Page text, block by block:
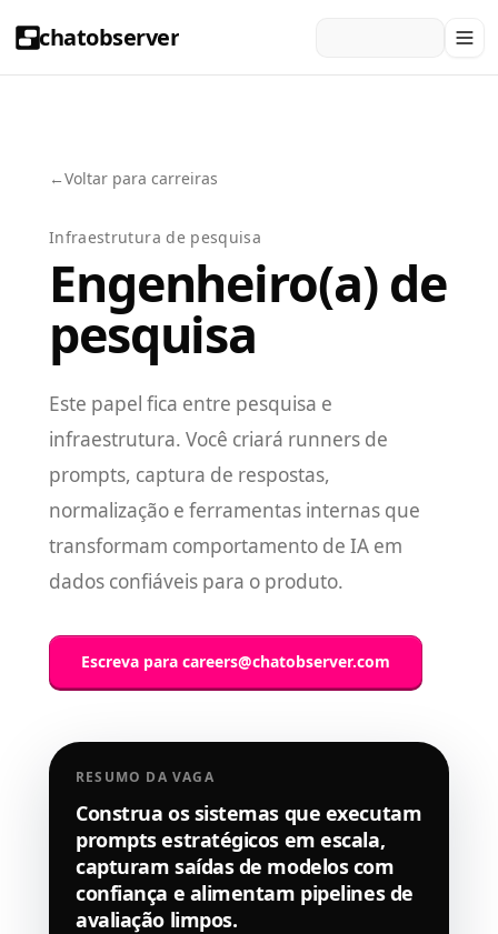
chatobserver
←Voltar para carreiras
Infraestrutura de pesquisa
Engenheiro(a) de
pesquisa
Este papel fica entre pesquisa e
infraestrutura. Você criará runners de
prompts, captura de respostas,
normalização e ferramentas internas que
transformam comportamento de IA em
dados confiáveis para o produto.
Escreva para careers@chatobserver.com
RESUMO DA VAGA
Construa os sistemas que executam
prompts estratégicos em escala,
capturam saídas de modelos com
confiança e alimentam pipelines de
avaliação limpos.